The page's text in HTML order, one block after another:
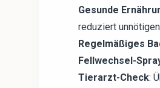
Gesunde
reduziert
Regelmäßiges
Fellwechsel-
Tierarzt-Check: